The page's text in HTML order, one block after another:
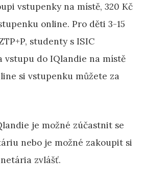
vstupenky na místě, 320 Kč
online. Pro děti 3-15
studenty s ISIC
vstupu do IQlandie na místě
si vstupenku můžete za
je možné zúčastnit se
nebo je možné zakoupit si
zvlášť.